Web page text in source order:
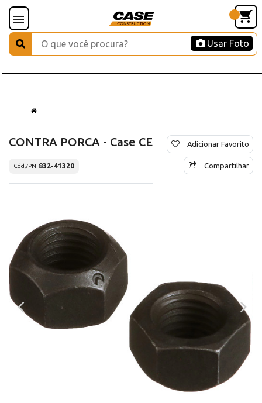
Usar Foto
CONTRA PORCA - Case CE
Cód./PN 832-41320
Adicionar Favorito
Compartilhar